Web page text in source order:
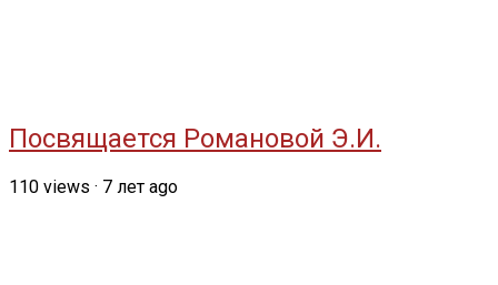
Посвящается Романовой Э.И.
110 views · 7 лет ago